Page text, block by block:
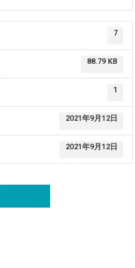
7
88.79 KB
1
2021年9月12日
2021年9月12日